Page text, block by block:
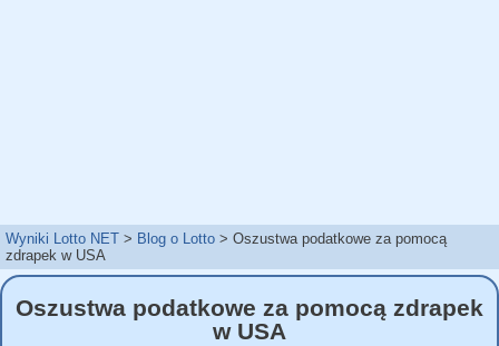
Wyniki Lotto NET Blog o Lotto
Oszustwa podatkowe za pomocą
zdrapek w USA
Oszustwa podatkowe za pomocą zdrapek
w USA